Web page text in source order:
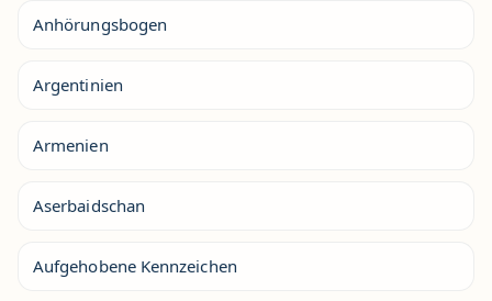
Anhörungsbogen
Argentinien
Armenien
Aserbaidschan
Aufgehobene Kennzeichen